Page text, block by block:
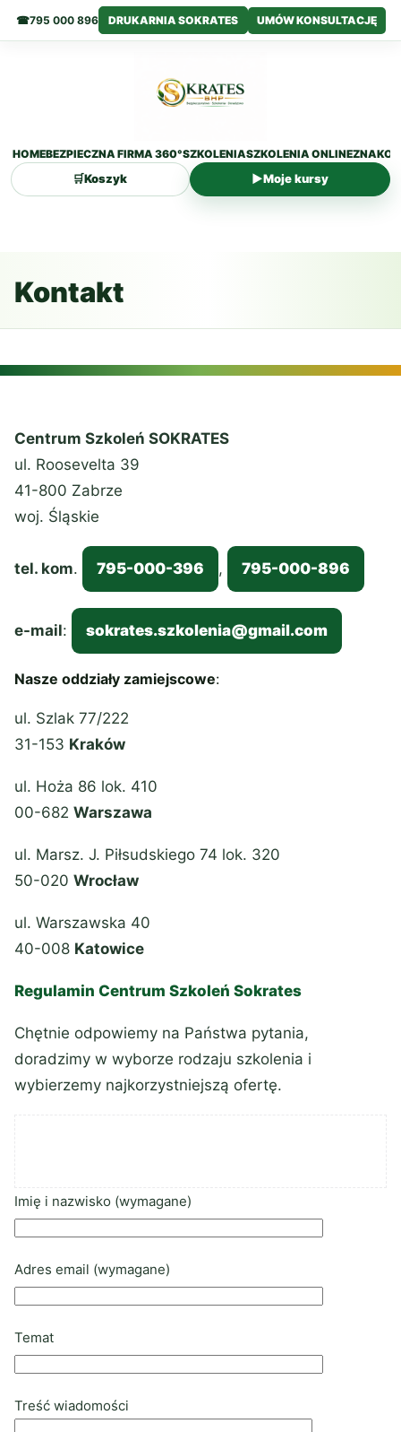
☎795 000 896 DRUKARNIA SOKRATES UMÓW KONSULTACJĘ
HOMEBEZPIECZNA FIRMA 360°SZKOLENIASZKOLENIA ONLINE
🛒Koszyk ▶Moje kursy
Kontakt
Centrum Szkoleń SOKRATES
ul. Roosevelta 39
41-800 Zabrze
woj. Śląskie
tel. kom. 795-000-396 , 795-000-896
e-mail: sokrates.szkolenia@gmail.com
Nasze oddziały zamiejscowe:
ul. Szlak 77/222
31-153 Kraków
ul. Hoża 86 lok. 410
00-682 Warszawa
ul. Marsz. J. Piłsudskiego 74 lok. 320
50-020 Wrocław
ul. Warszawska 40
40-008 Katowice
Regulamin Centrum Szkoleń Sokrates
Chętnie odpowiemy na Państwa pytania,
doradzimy w wyborze rodzaju szkolenia i
wybierzemy najkorzystniejszą ofertę.
Imię i nazwisko (wymagane)
Adres email (wymagane)
Temat
Treść wiadomości